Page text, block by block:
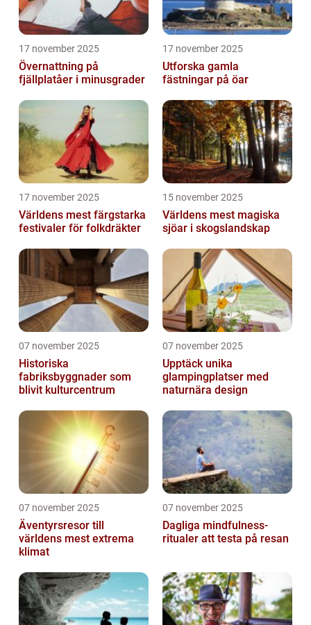
17 november 2025
Övernattning på
fjällplatåer i minusgrader
17 november 2025
Utforska gamla
fästningar på öar
17 november 2025
Världens mest färgstarka
festivaler för folkdräkter
15 november 2025
Världens mest magiska
sjöar i skogslandskap
07 november 2025
Historiska
fabriksbyggnader som
blivit kulturcentrum
07 november 2025
Upptäck unika
glampingplatser med
naturnära design
07 november 2025
Äventyrsresor till
världens mest extrema
klimat
07 november 2025
Dagliga mindfulness-
ritualer att testa på resan